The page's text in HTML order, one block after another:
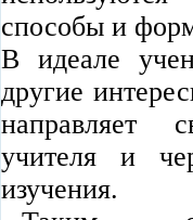
способы и
В идеале
другие
направляет
учителя и
изучения.